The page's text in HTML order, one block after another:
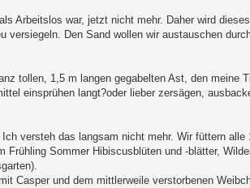
Arbeitslos war, jetzt nicht mehr. Daher wird
versiegeln. Den Sand wollen wir austauschen
tollen, 1,5 m langen gegabelten Ast, den meine
einsprühen langt?oder lieber zersägen,
versteh das langsam nicht mehr. Wir füttern
Frühling Sommer Hibiscusblüten und -blätter,
Casper und dem mittlerweile verstorbenen